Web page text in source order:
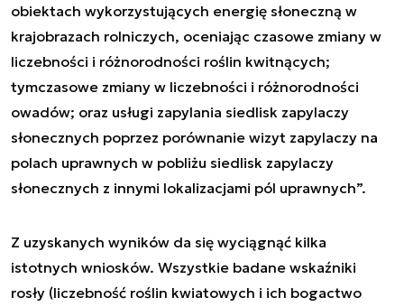
obiektach wykorzystujących energię słoneczną w
krajobrazach rolniczych, oceniając czasowe zmiany w
liczebności i różnorodności roślin kwitnących;
tymczasowe zmiany w liczebności i różnorodności
owadów; oraz usługi zapylania siedlisk zapylaczy
słonecznych poprzez porównanie wizyt zapylaczy na
polach uprawnych w pobliżu siedlisk zapylaczy
słonecznych z innymi lokalizacjami pól uprawnych”.
Z uzyskanych wyników da się wyciągnąć kilka
istotnych wniosków. Wszystkie badane wskaźniki
rosły (liczebność roślin kwiatowych i ich bogactwo